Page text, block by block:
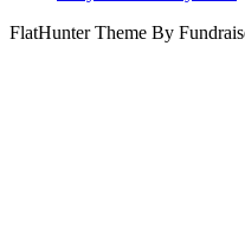
FlatHunter Theme By